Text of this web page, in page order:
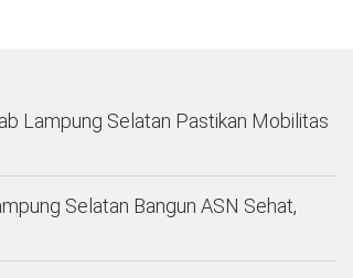
Lampung Selatan Pastikan Mobilitas
Selatan Bangun ASN Sehat,